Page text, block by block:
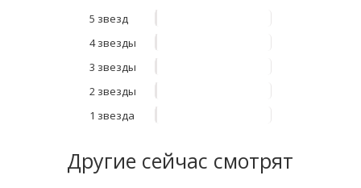
5 звезд
4 звезды
3 звезды
2 звезды
1 звезда
Другие сейчас смотрят